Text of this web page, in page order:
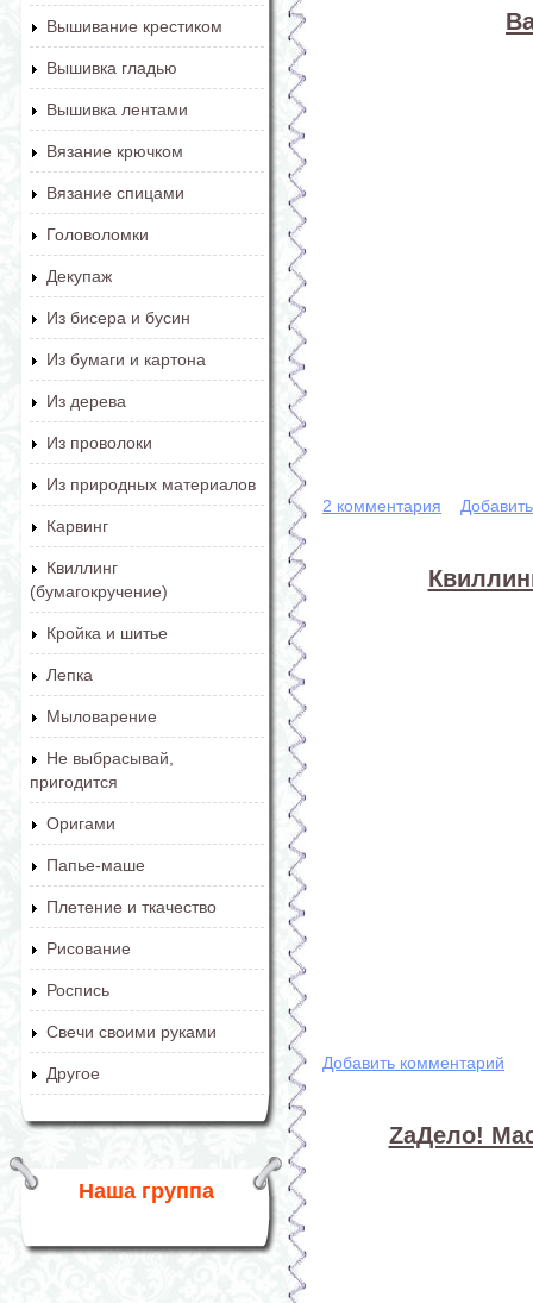
Вышивание крестиком
Вышивка гладью
Вышивка лентами
Вязание крючком
Вязание спицами
Головоломки
Декупаж
Из бисера и бусин
Из бумаги и картона
Из дерева
Из проволоки
Из природных материалов
Карвинг
Квиллинг
(бумагокручение)
Кройка и шитье
Лепка
Мыловарение
Не выбрасывай,
пригодится
Оригами
Папье-маше
Плетение и ткачество
Рисование
Роспись
Свечи своими руками
Другое
Наша группа
2 комментария
Добавить комментарий
ZaДело!